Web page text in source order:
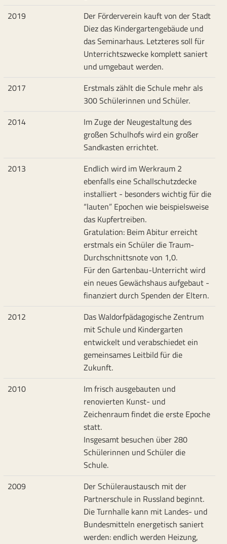
2019
Der Förderverein kauft von der Stadt
Diez das Kindergartengebäude und
das Seminarhaus. Letzteres soll für
Unterrichtszwecke komplett saniert
und umgebaut werden.
2017
Erstmals zählt die Schule mehr als
300 Schülerinnen und Schüler.
2014
Im Zuge der Neugestaltung des
großen Schulhofs wird ein großer
Sandkasten errichtet.
2013
Endlich wird im Werkraum 2
ebenfalls eine Schallschutzdecke
installiert - besonders wichtig für die
“lauten” Epochen wie beispielsweise
das Kupfertreiben.
Gratulation: Beim Abitur erreicht
erstmals ein Schüler die Traum-
Durchschnittsnote von 1,0.
Für den Gartenbau-Unterricht wird
ein neues Gewächshaus aufgebaut -
finanziert durch Spenden der Eltern.
2012
Das Waldorfpädagogische Zentrum
mit Schule und Kindergarten
entwickelt und verabschiedet ein
gemeinsames Leitbild für die
Zukunft.
2010
Im frisch ausgebauten und
renovierten Kunst- und
Zeichenraum findet die erste Epoche
statt.
Insgesamt besuchen über 280
Schülerinnen und Schüler die
Schule.
2009
Der Schüleraustausch mit der
Partnerschule in Russland beginnt.
Die Turnhalle kann mit Landes- und
Bundesmitteln energetisch saniert
werden: endlich werden Heizung,